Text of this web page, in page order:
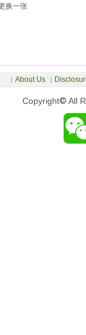
换一张
Copyright© All
| About Us |